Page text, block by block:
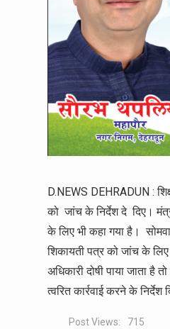
D.NEWS DEHRADUN :
को जांच के निर्देश दे दिए।
के लिए भी कहा गया है।
शिकायती पत्र को जांच के
अधिकारी दोषी पाया जाता
त्वरित कार्रवाई करने के निर्देश
Post Views: 715